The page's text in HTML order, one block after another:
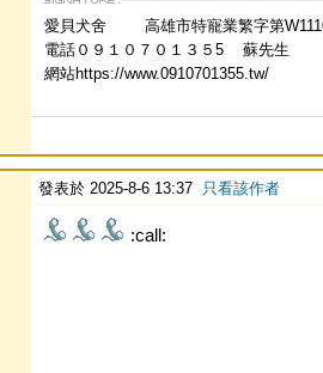
愛貝犬舍 高雄市特寵業繁
電話０９１０７０１３５5 蘇先生
網站https://www.0910701355.tw/
發表於 2025-8-6 13:37 只看該作者
:call: